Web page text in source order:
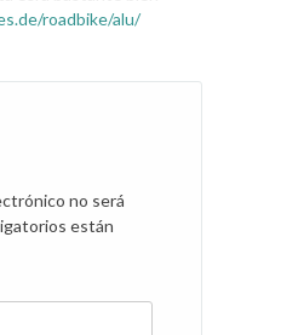
roadbike/alu/
no será
están